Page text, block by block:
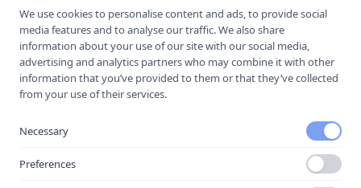
F11 Lokaliseringsmärken för vägvisning
Vägnamn
Visar gatans eller vägens namn.
We use cookies to personalise content and ads, to provide social
media features and to analyse our traffic. We also share
information about your use of our site with our social media,
advertising and analytics partners who may combine it with other
information that you’ve provided to them or that they’ve collected
from your use of their services.
Necessary
Preferences